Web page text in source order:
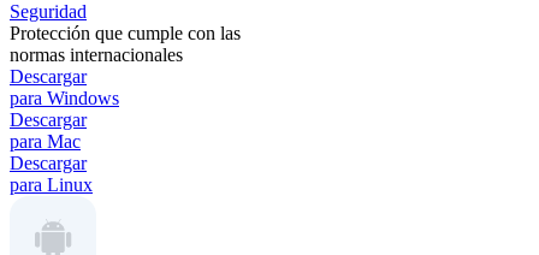
Seguridad
Protección que cumple con las
normas internacionales
Descargar
para Windows
Descargar
para Mac
Descargar
para Linux